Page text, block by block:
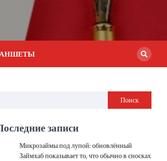
Поиск
записи
Микрозаймы под лупой: обновлённый
Займхаб показывает то, что обычно в сносках